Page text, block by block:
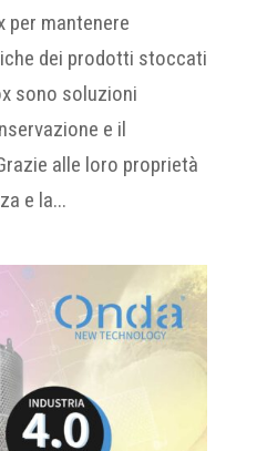
per mantenere
dei prodotti stoccati
sono soluzioni
e il
alle loro proprietà
e la...